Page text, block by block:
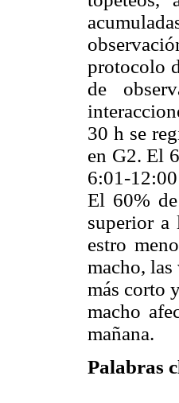
protocolo
de
30 h se
en G2. El
6:01-
El 60%
superior a
estro
macho,
más corto
macho
mañana.
Palabras